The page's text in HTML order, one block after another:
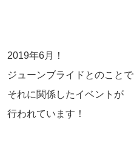
2019年6月！
ジューンブライドとのことで
それに関係したイベントが
行われています！